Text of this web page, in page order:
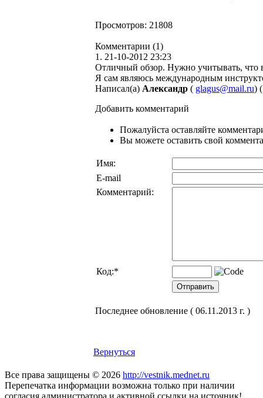
Просмотров: 21808
Комментарии (1)
1. 21-10-2012 23:23
Отличный обзор. Нужно учитывать, что
Я сам являюсь международным
Написал(а) Александр ( glagus@mail.ru)
Добавить комментарий
Пожалуйста оставляйте
Вы можете оставить свой
Имя:
E-mail
Комментарий:
Код:*
Последнее обновление ( 06.11.2013 г. )
Вернуться
Все права защищены © 2026 http://vestnik.mednet.ru
Перепечатка информации возможна только при наличии
согласия администратора и активной ссылки на источник!